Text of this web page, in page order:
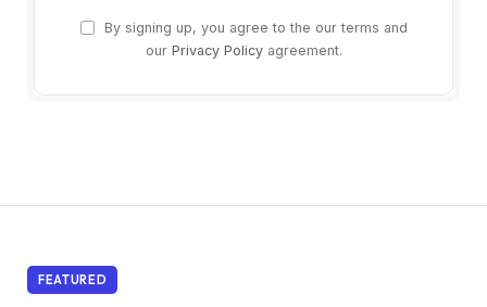
By signing up, you agree to the our terms and
our Privacy Policyagreement.
FEATURED